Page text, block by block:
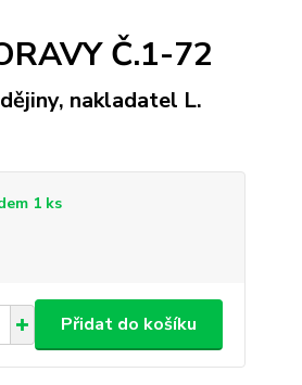
Č.1-72
nakladatel L.
1 ks
Přidat do košíku